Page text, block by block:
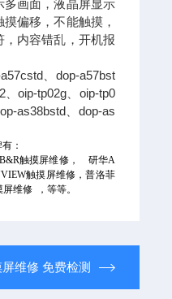
多画面，液晶屏显示
偏移，不能触摸，
内容错乱，开机报
、dop-a57bst
、oip-tp02g、oip-tp0
as38bstd、dop-as
：
B&R触摸屏维修， 研华A
触摸屏维修，普洛菲
屏维修 ，等等。
维修 免费检测